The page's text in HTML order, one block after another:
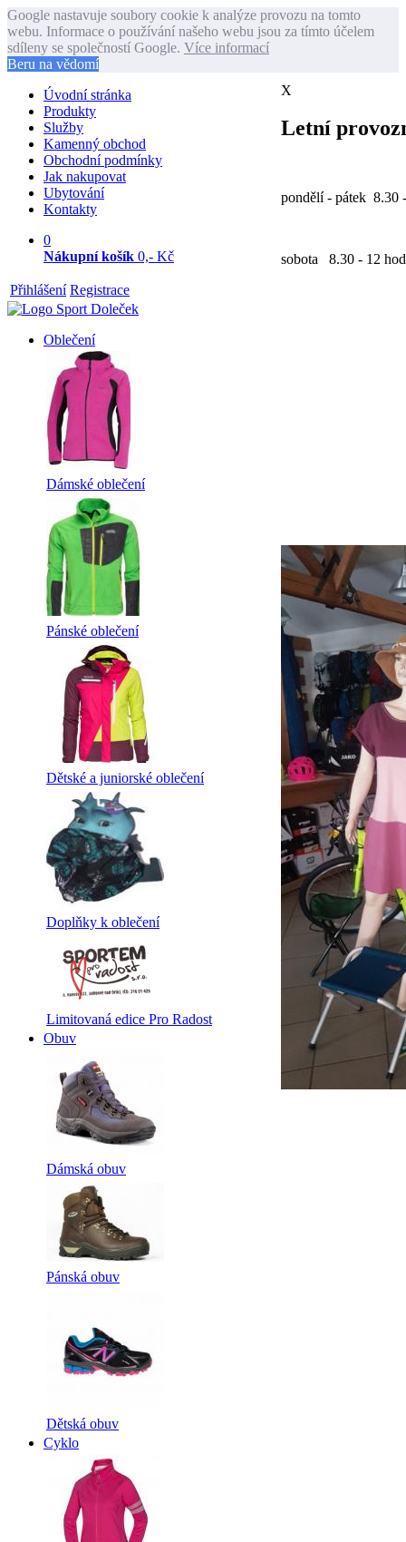
Google nastavuje soubory cookie k analýze provozu na tomto
webu. Informace o používání našeho webu jsou za tímto účelem
sdíleny se společností Google. Více informací
Beru na vědomí
X
Letní
pondělí - pátek 8.30
sobota 8.30 - 12 hod
Úvodní stránka
Produkty
Služby
Kamenný obchod
Obchodní podmínky
Jak nakupovat
Ubytování
Kontakty
0
Nákupní košík 0,- Kč
Přihlášení Registrace
Oblečení
Dámské oblečení
Pánské oblečení
Dětské a juniorské oblečení
Doplňky k oblečení
Limitovaná edice Pro Radost
Obuv
Dámská obuv
Pánská obuv
Dětská obuv
Cyklo